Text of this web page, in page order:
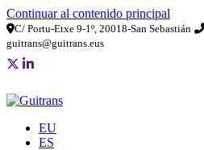
Continuar al contenido principal
C/ Portu-Etxe 9-1º, 20018-San Sebastián
guitrans@guitrans.eus
EU
ES